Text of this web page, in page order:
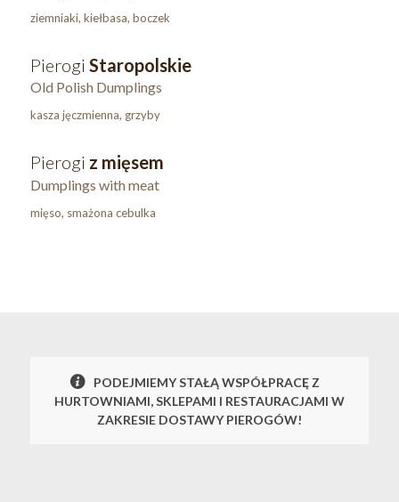
ziemniaki, kiełbasa, boczek
Pierogi Staropolskie
Old Polish Dumplings
kasza jęczmienna, grzyby
Pierogi z mięsem
Dumplings with meat
mięso, smażona cebulka
PODEJMIEMY STAŁĄ WSPÓŁPRACĘ Z
HURTOWNIAMI, SKLEPAMI I RESTAURACJAMI W
ZAKRESIE DOSTAWY PIEROGÓW!